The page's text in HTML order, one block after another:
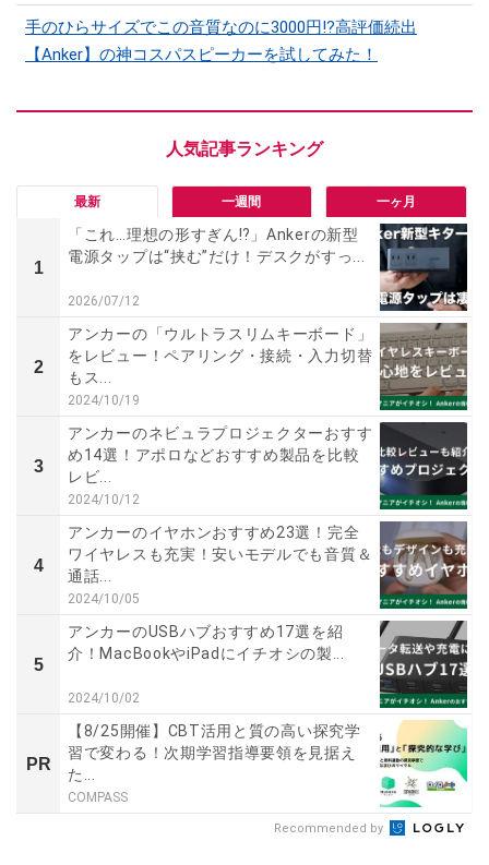
手のひらサイズでこの音質なのに3000円!?高評価続出
【Anker】の神コスパスピーカーを試してみた！
最新 一週間 一ヶ月
1
「これ…理想の形すぎん⁉」Ankerの新型
電源タップは“挟む”だけ！デスクがすっ...
2026/07/12
2
アンカーの「ウルトラスリムキーボード」
をレビュー！ペアリング・接続・入力切替
もス...
2024/10/19
3
アンカーのネビュラプロジェクターおすす
め14選！アポロなどおすすめ製品を比較
レビ...
2024/10/12
4
アンカーのイヤホンおすすめ23選！完全
ワイヤレスも充実！安いモデルでも音質＆
通話...
2024/10/05
5
アンカーのUSBハブおすすめ17選を紹
介！MacBookやiPadにイチオシの製...
2024/10/02
PR
【8/25開催】CBT活用と質の高い探究学
習で変わる！次期学習指導要領を見据え
た...
COMPASS
Recommended by